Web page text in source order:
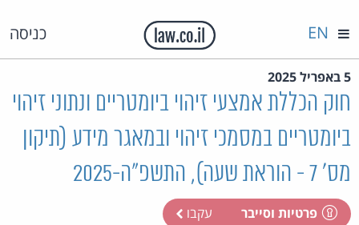
כניסה EN
5 באפריל 2025
חוק הכללת אמצעי זיהוי ביומטריים ונתוני זיהוי
ביומטריים במסמכי זיהוי ובמאגר מידע (תיקון
מס' 7 - הוראת שעה), התשפ"ה-2025
פרטיות וסייבר עקבו